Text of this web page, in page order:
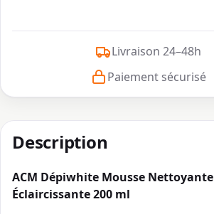
Livraison 24–48h
Paiement sécurisé
Description
ACM Dépiwhite Mousse Nettoyante
Éclaircissante 200 ml